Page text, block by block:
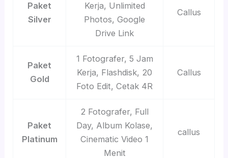
Paket
Silver
Kerja, Unlimited
Photos, Google
Drive Link
Callus
Paket
Gold
1 Fotografer, 5 Jam
Kerja, Flashdisk, 20
Foto Edit, Cetak 4R
Callus
Paket
Platinum
2 Fotografer, Full
Day, Album Kolase,
Cinematic Video 1
Menit
callus